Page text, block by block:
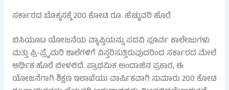
ಸರ್ಕಾರದ ಬೊಕ್ಕಸಕ್ಕೆ 200 ಕೋಟಿ ರೂ. ಹೆಚ್ಚುವರಿ ಹೊರೆ
ಬಿಸಿಯೂಟ ಯೋಜನೆಯ ವ್ಯಾಪ್ತಿಯನ್ನು ಪದವಿ ಪೂರ್ವ ಕಾಲೇಜುಗಳು
ಮತ್ತು ಪ್ರಿ-ಪ್ರೈಮರಿ ಶಾಲೆಗಳಿಗೆ ವಿಸ್ತರಿಸುತ್ತಿರುವುದರಿಂದ ಸರ್ಕಾರದ ಮೇಲೆ
ಆರ್ಥಿಕ ಹೊರೆ ಬೀಳಲಿದೆ. ಪ್ರಾಥಮಿಕ ಅಂದಾಜಿನ ಪ್ರಕಾರ, ಈ
ಯೋಜನೆಗಾಗಿ ಶಿಕ್ಷಣ ಇಲಾಖೆಯು ವಾರ್ಷಿಕವಾಗಿ ಸುಮಾರು 200 ಕೋಟಿ